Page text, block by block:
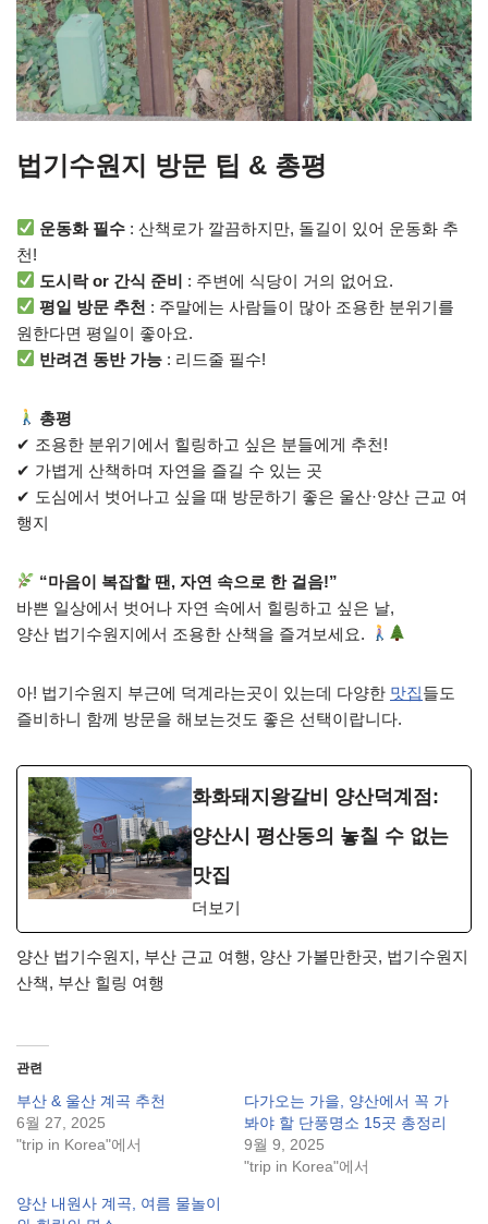
법기수원지 방문 팁 & 총평
운동화 필수 : 산책로가 깔끔하지만, 돌길이 있어 운동화 추
천!
도시락 or 간식 준비 : 주변에 식당이 거의 없어요.
평일 방문 추천 : 주말에는 사람들이 많아 조용한 분위기를
원한다면 평일이 좋아요.
반려견 동반 가능 : 리드줄 필수!
총평
✔ 조용한 분위기에서 힐링하고 싶은 분들에게 추천!
✔ 가볍게 산책하며 자연을 즐길 수 있는 곳
✔ 도심에서 벗어나고 싶을 때 방문하기 좋은 울산·양산 근교 여
행지
“마음이 복잡할 땐, 자연 속으로 한 걸음!”
바쁜 일상에서 벗어나 자연 속에서 힐링하고 싶은 날,
양산 법기수원지에서 조용한 산책을 즐겨보세요.
아! 법기수원지 부근에 덕계라는곳이 있는데 다양한 맛집들도
즐비하니 함께 방문을 해보는것도 좋은 선택이랍니다.
화화돼지왕갈비 양산덕계점:
양산시 평산동의 놓칠 수 없는
맛집
더보기
양산 법기수원지, 부산 근교 여행, 양산 가볼만한곳, 법기수원지
산책, 부산 힐링 여행
관련
부산 & 울산 계곡 추천
6월 27, 2025
"trip in Korea"에서
다가오는 가을, 양산에서 꼭 가
봐야 할 단풍명소 15곳 총정리
9월 9, 2025
"trip in Korea"에서
양산 내원사 계곡, 여름 물놀이